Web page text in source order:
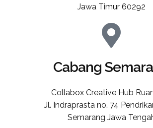
Jawa Timur 60292
Cabang
Collabox Creative Hub
Jl. Indraprasta no. 74
Semarang Jawa